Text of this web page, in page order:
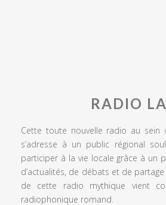
RADIO
Cette toute nouvelle radio au sein
s’adresse à un public régional
participer à la vie locale grâce à un
d’actualités, de débats et de
de cette radio mythique vient
radiophonique romand.